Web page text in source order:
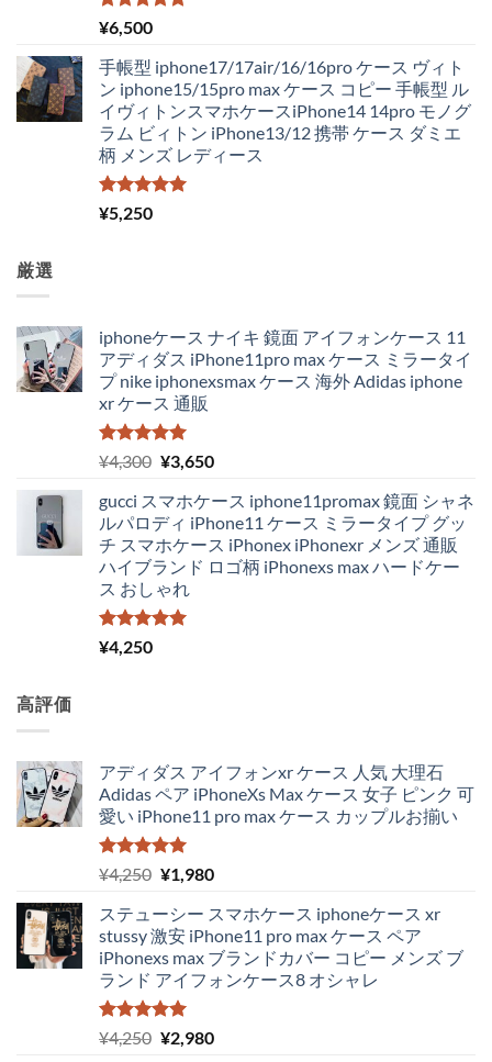
5段階中
5.00
¥6,500
手帳型 iphone17/17air/16/16pro ケース ヴィト
ン iphone15/15pro max ケース コピー 手帳型 ル
イヴィトンスマホケースiPhone14 14pro モノグ
ラム ビィトン iPhone13/12 携帯 ケース ダミエ
柄 メンズ レディース
5段階中
5.00
¥5,250
厳選
iphoneケース ナイキ 鏡面 アイフォンケース 11
アディダス iPhone11pro max ケース ミラータイ
プ nike iphonexsmax ケース 海外 Adidas iphone
xr ケース 通販
5段階中
5.00
の評価
¥4,300 元
価
格
は
¥4,300
で
し
¥3,650現
の
価
格
は
gucci スマホケース iphone11promax 鏡面 シャネ
ルパロディ iPhone11 ケース ミラータイプ グッ
チ スマホケース iPhonex iPhonexr メンズ 通販
ハイブランド ロゴ柄 iPhonexs max ハードケー
ス おしゃれ
5段階中
5.00
¥4,250
高評価
アディダス アイフォンxr ケース 人気 大理石
Adidas ペア iPhoneXs Max ケース 女子 ピンク 可
愛い iPhone11 pro max ケース カップルお揃い
5段階中
5.00
の評価
¥4,250 元
価
格
は
¥4,250
で
し
¥1,980現
の
価
格
は
で
ステューシー スマホケース iphoneケース xr
stussy 激安 iPhone11 pro max ケース ペア
iPhonexs max ブランドカバー コピー メンズ ブ
ランド アイフォンケース8 オシャレ
5段階中
5.00
の評価
¥4,250 元
¥2,980現